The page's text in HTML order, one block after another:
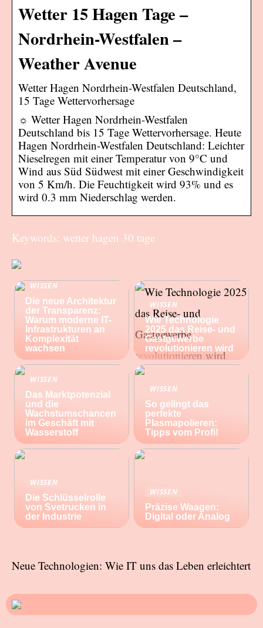
Wetter 15 Hagen Tage –
Nordrhein-Westfalen –
Weather Avenue
Wetter Hagen Nordrhein-Westfalen Deutschland,
15 Tage Wettervorhersage
☼ Wetter Hagen Nordrhein-Westfalen
Deutschland bis 15 Tage Wettervorhersage. Heute
Hagen Nordrhein-Westfalen Deutschland: Leichter
Nieselregen mit einer Temperatur von 9°C und
Wind aus Süd Südwest mit einer Geschwindigkeit
von 5 Km/h. Die Feuchtigkeit wird 93% und es
wird 0.3 mm Niederschlag werden.
Keywords: wetter hagen 30 tage
WISSEN
Die neue Architektur
der Transparenz:
Warum moderne IT-
Infrastrukturen an
Komplexität
wachsen
WISSEN
Wie Technologie
2025 das Reise- und
Gastgewerbe
revolutionieren wird
WISSEN
Das Marktpotenzial
und die
Wachstumschancen
im Geschäft mit
Wasserstoff
WISSEN
So gelingt das
perfekte
Plasmapolieren:
Tipps vom Profi!
WISSEN
Die Schlüsselrolle
von Svetrucken in
der Industrie
WISSEN
Präzise Waagen:
Digital oder Analog
Neue Technologien: Wie IT uns das Leben erleichtert